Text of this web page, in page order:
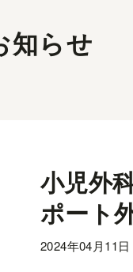
知らせ
小児外
ポート
2024年04月11日